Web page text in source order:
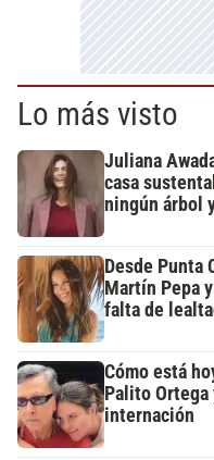
Lo más visto
Juliana
casa
ningún árbol
Desde Punta
Martín Pepa
falta de
Cómo está
Palito Ortega
internación